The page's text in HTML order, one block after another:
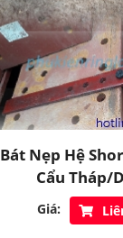
Bát Nẹp Hệ
Cẩu Tháp/
Giá: